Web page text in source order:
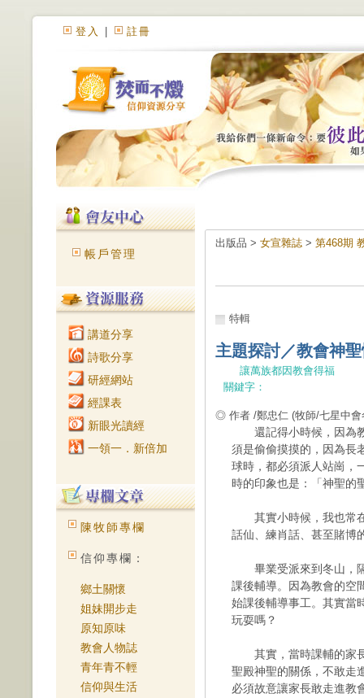
登入 註冊
帳戶管理
講道分享
詩歌分享
研經網站
經課表
新眼光讀經
一領一．新倍加
陳牧師專欄
信仰專欄：
鄉土關懷
姐妹開步走
原知原味
教會人物誌
青年青不輕
信仰與生活
出版品 > 女宣雜誌 > 第468期
特輯
主題探討／教會神
讓萬族都因教會得福
關鍵字：
◎ 作者 /鄭忠仁 (牧師/七星中
還記得小時候，因為教
須是偷偷摸摸的，因為長
球時，都必須派人站崗，
時的印象也是：「神聖的
其實小時候，我也常在
話仙、練肖話、甚至賭博
畢業受派來到冬山，隔
課後輔導。因為教會的空
始課後輔導事工。其實當
玩耍嗎？
其實，當時課輔的家長
聖殿神聖的關係，不敢走
必須故意讓家長敢走進教